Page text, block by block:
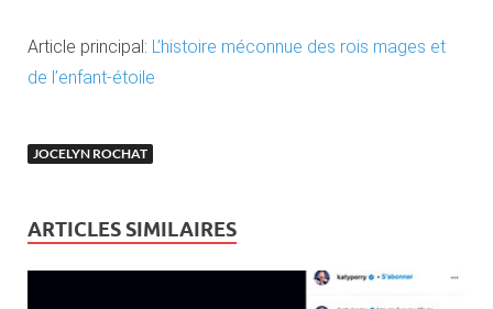
Article principal: L’histoire méconnue des rois mages et
de l’enfant-étoile
JOCELYN ROCHAT
ARTICLES SIMILAIRES